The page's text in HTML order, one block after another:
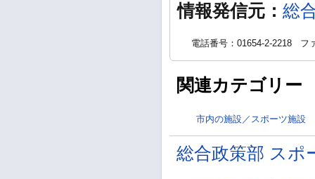
情報発信元： 総
電話番号：01654-2-2218 フ
関連カテゴリー
市内の施設／スポーツ施設
総合政策部 スポ